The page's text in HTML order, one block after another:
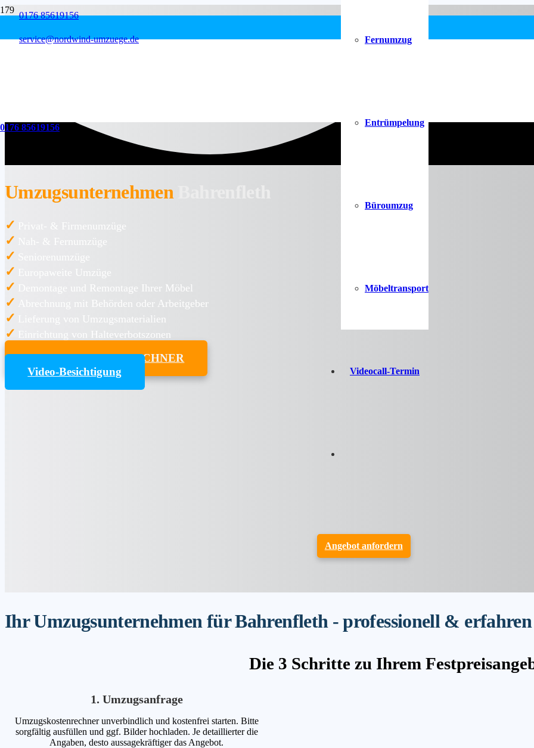
0176 85619156
service@nordwind-umzuege.de Fernumzug
Entrümpelung
Büroumzug
Möbeltransport
Videocall-Termin
Angebot anfordern
0176 85619156
UmzugsunternehmenBahrenfleth
✓ Privat- & Firmenumzüge
✓ Nah- & Fernumzüge
✓ Seniorenumzüge
✓ Europaweite Umzüge
✓ Demontage und Remontage Ihrer Möbel
✓ Abrechnung mit Behörden oder Arbeitgeber
✓ Lieferung von Umzugsmaterialien
✓ Einrichtung von Halteverbotszonen
UMZUGSKOSTENRECHNER
Video-Besichtigung
Ihr Umzugsunternehmen für Bahrenfleth - professionell & erfahren
Die 3 Schritte zu Ihrem
1. Umzugsanfrage
Umzugskostenrechner unverbindlich und kostenfrei starten. Bitte
sorgfältig ausfüllen und ggf. Bilder hochladen. Je detaillierter die
Angaben, desto aussagekräftiger das Angebot.